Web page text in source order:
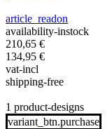
article_readon
availability-instock
210,65 €
134,95 €
vat-incl
shipping-free
1 product-designs
variant_btn.purchase